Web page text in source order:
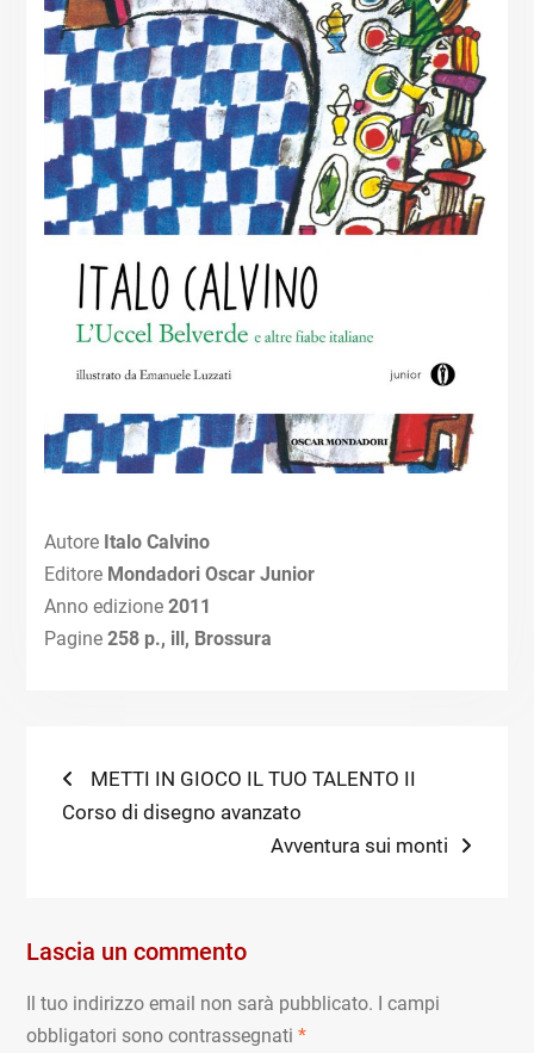
Autore Italo Calvino
Editore Mondadori Oscar Junior
Anno edizione 2011
Pagine 258 p., ill, Brossura
Navigazione
articoli
Previous
post:
METTI IN GIOCO IL TUO TALENTO II
Corso di disegno avanzato
Next
Avventura sui monti
Lascia un commento
Il tuo indirizzo email non sarà pubblicato.
I campi
obbligatori sono contrassegnati *